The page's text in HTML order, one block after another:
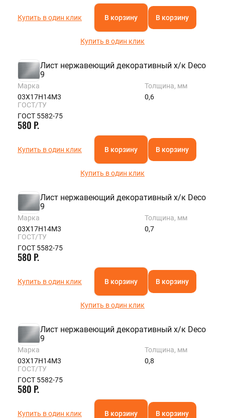
Купить в один клик В корзину В корзину
Купить в один клик
Лист нержавеющий декоративный х/к Deco
9
Марка
03Х17Н14М3
Толщина, мм
0,6
ГОСТ/ТУ
ГОСТ 5582-75
580 Р.
Купить в один клик В корзину В корзину
Купить в один клик
Лист нержавеющий декоративный х/к Deco
9
Марка
03Х17Н14М3
Толщина, мм
0,7
ГОСТ/ТУ
ГОСТ 5582-75
580 Р.
Купить в один клик В корзину В корзину
Купить в один клик
Лист нержавеющий декоративный х/к Deco
9
Марка
03Х17Н14М3
Толщина, мм
0,8
ГОСТ/ТУ
ГОСТ 5582-75
580 Р.
Купить в один клик В корзину В корзину